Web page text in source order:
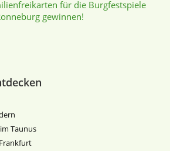
für die Burgfestspiele
gewinnen!
Taunus